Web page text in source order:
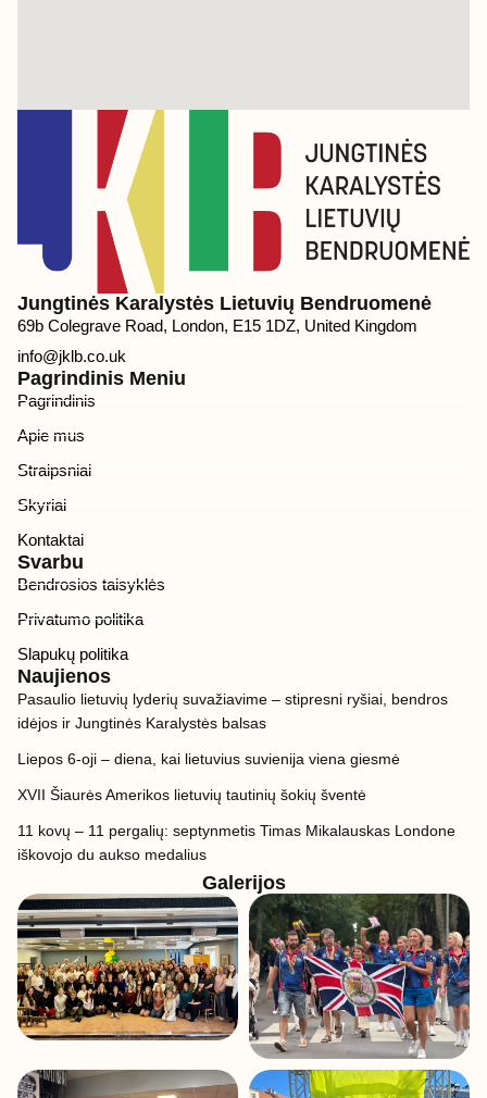
Jungtinės Karalystės Lietuvių Bendruomenė
69b Colegrave Road, London, E15 1DZ, United Kingdom
info@jklb.co.uk
Pagrindinis Meniu
Pagrindinis
Apie mus
Straipsniai
Skyriai
Kontaktai
Svarbu
Bendrosios taisyklės
Privatumo politika
Slapukų politika
Naujienos
Pasaulio lietuvių lyderių suvažiavime – stipresni ryšiai, bendros
idėjos ir Jungtinės Karalystės balsas
Liepos 6-oji – diena, kai lietuvius suvienija viena giesmė
XVII Šiaurės Amerikos lietuvių tautinių šokių šventė
11 kovų – 11 pergalių: septynmetis Timas Mikalauskas Londone
iškovojo du aukso medalius
Galerijos